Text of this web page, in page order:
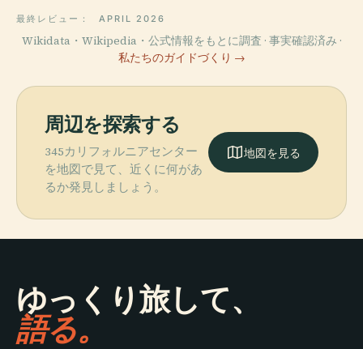
最終レビュー： APRIL 2026
Wikidata・Wikipedia・公式情報をもとに調査 · 事実確認済み ·
私たちのガイドづくり →
周辺を探索する
345カリフォルニアセンター
を地図で見て、近くに何があ
るか発見しましょう。
地図を見る
ゆっくり旅して、
語る。